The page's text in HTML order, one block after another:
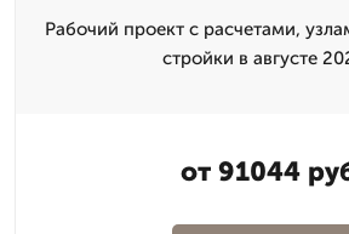
Рабочий проект с расчетами,
стройки в августе
от 91044